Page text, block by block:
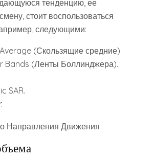
тенденцию, ее
стоит воспользоваться
следующими:
(Скользящие средние).
Bands (Ленты Боллинджера).
SAR.